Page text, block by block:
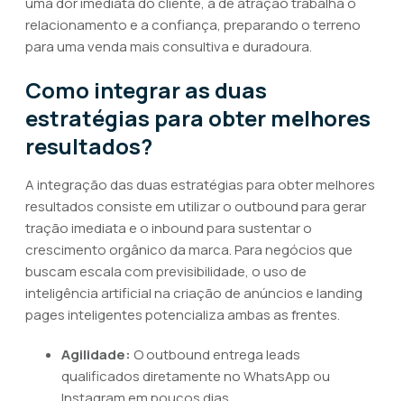
relacionamento e a confiança, preparando o terreno
para uma venda mais consultiva e duradoura.
Como integrar as duas
estratégias para obter melhores
resultados?
A integração das duas estratégias para obter melhores
resultados consiste em utilizar o outbound para gerar
tração imediata e o inbound para sustentar o
crescimento orgânico da marca. Para negócios que
buscam escala com previsibilidade, o uso de
inteligência artificial na criação de anúncios e landing
pages inteligentes potencializa ambas as frentes.
Agilidade: O outbound entrega leads
qualificados diretamente no WhatsApp ou